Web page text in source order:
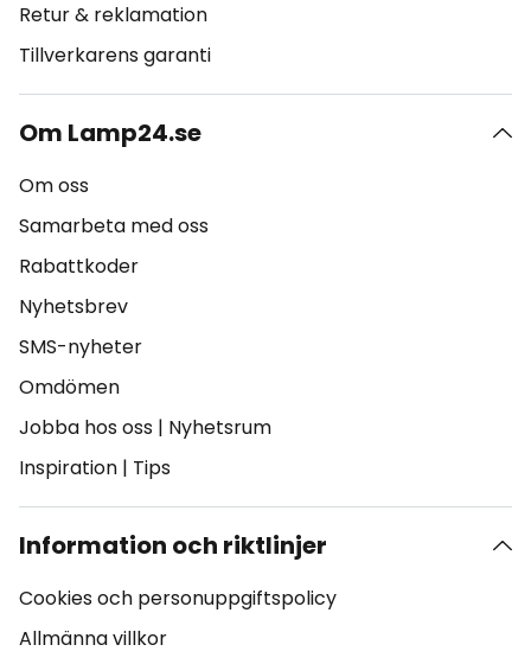
Retur & reklamation
Tillverkarens garanti
Om Lamp24.se
Om oss
Samarbeta med oss
Rabattkoder
Nyhetsbrev
SMS-nyheter
Omdömen
Jobba hos oss | Nyhetsrum
Inspiration | Tips
Information och riktlinjer
Cookies och personuppgiftspolicy
Allmänna villkor